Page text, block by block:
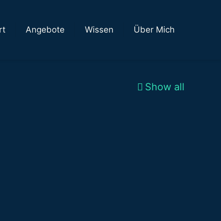
Angebote Wissen Über Mich
Show all